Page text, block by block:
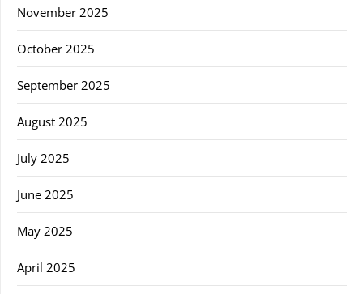
November 2025
October 2025
September 2025
August 2025
July 2025
June 2025
May 2025
April 2025